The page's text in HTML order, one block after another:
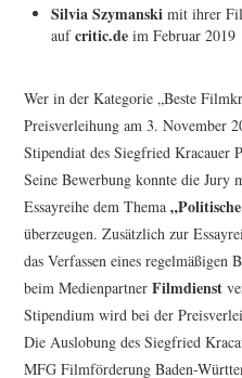
2016
2013
WOCHE DER KRITIK
FREUNDESKREIS DER
WOCHE DER KRITIK
Silvia Szymanskimit ihrer
aufcritic.de im Februar 2019
Wer in der Kategorie „Beste
Preisverleihung am 3. November
Stipendiat des Siegfried Kracauer
Seine Bewerbung konnte die Jury
Essayreihe dem Thema
überzeugen. Zusätzlich zur
das Verfassen eines
beim MedienpartnerFilmdienst
Stipendium wird bei der
Die Auslobung des Siegfried
MFG Filmförderung Baden-